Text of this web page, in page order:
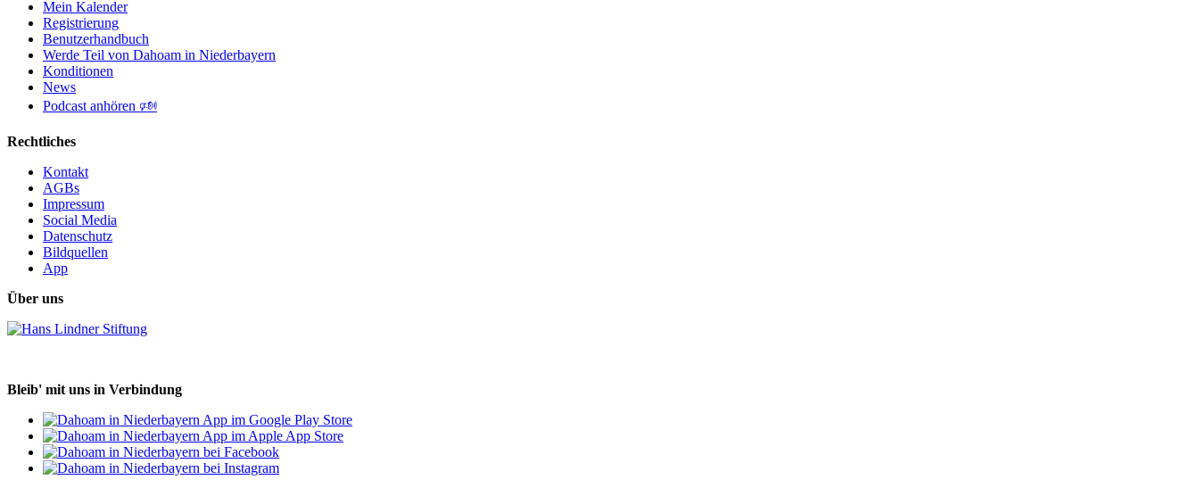
Mein Kalender
Registrierung
Benutzerhandbuch
Werde Teil von Dahoam in Niederbayern
Konditionen
News
Podcast anhören 🕬
Rechtliches
Kontakt
AGBs
Impressum
Social Media
Datenschutz
Bildquellen
App
Über uns
Bleib' mit uns in Verbindung